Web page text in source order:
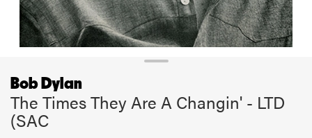
Bob Dylan
The Times They Are A Changin' - LTD
(SAC